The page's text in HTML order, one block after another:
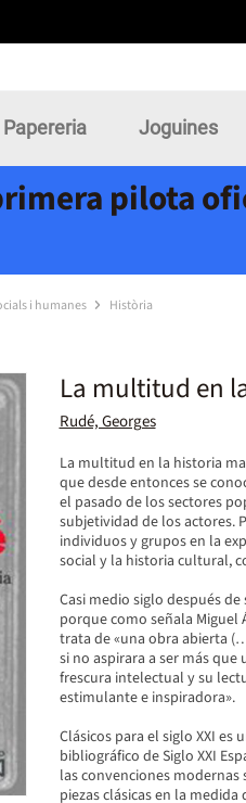
Papereria Joguines
pilota
i humanes Història
La multitud en
Rudé, Georges
La multitud en la historia
que desde entonces se
el pasado de los sectores
subjetividad de los actores.
individuos y grupos en la
social y la historia cultural,
Casi medio siglo después
porque como señala Miguel
trata de «una obra abierta
si no aspirara a ser más
frescura intelectual y su
estimulante e inspiradora».
Clásicos para el siglo XXI
bibliográfico de Siglo XXI
las convenciones modernas
piezas clásicas en la